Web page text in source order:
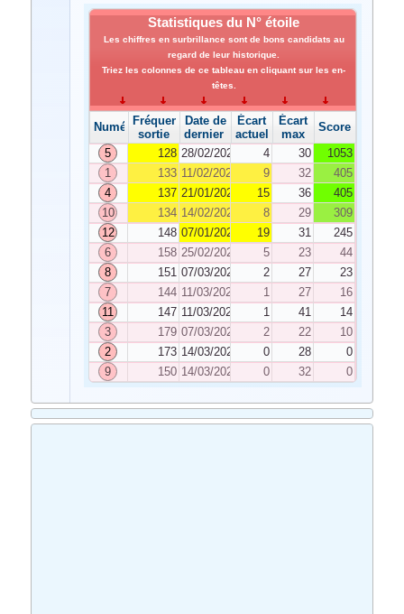
Statistiques du N° étoile
Les chiffres en surbrillance sont de bons candidats au
regard de leur historique.
Triez les colonnes de ce tableau en cliquant sur les en-
têtes.
NuméroFréquence de
sortie
Date de
dernier tirage
Écart
actuel
Écart
max
Score
5
128 28/02/2025 4 30
1053
1
133 11/02/2025 9 32
405
4
137 21/01/2025 15 36
405
10
134 14/02/2025 8 29
309
12
148 07/01/2025 19 31
245
6
158 25/02/2025 5 23
44
8
151 07/03/2025 2 27
23
7
144 11/03/2025 1 27
16
11
147 11/03/2025 1 41
14
3
179 07/03/2025 2 22
10
2
173 14/03/2025 0 28
0
9
150 14/03/2025 0 32 0